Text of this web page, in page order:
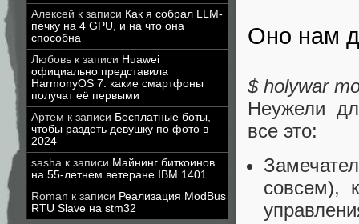
Алексей к записи Как я собрал LLM-
печку на 4 GPU, и на что она
способна
Любовь к записи Huawei
официально представила
HarmonyOS 7: какие смартфоны
получат её первыми
Артем к записи Бесплатные боты,
чтобы раздеть девушку по фото в
2024
sasha к записи Майнинг биткоинов
на 55-летнем ветеране IBM 1401
Roman к записи Реализация ModBus
RTU Slave на stm32
Оно нам
$ holywar
Неужели
все это:
совсем),